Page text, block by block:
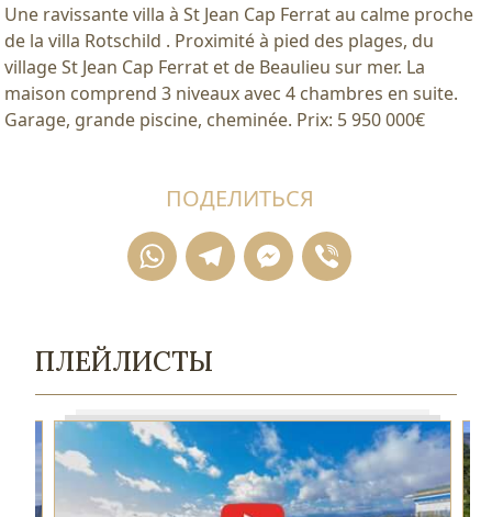
Une ravissante villa à St Jean Cap Ferrat au calme proche
de la villa Rotschild . Proximité à pied des plages, du
village St Jean Cap Ferrat et de Beaulieu sur mer. La
maison comprend 3 niveaux avec 4 chambres en suite.
Garage, grande piscine, cheminée. Prix: 5 950 000€
ПОДЕЛИТЬСЯ
WhatsApp
Telegram
Messenger
ПЛЕЙЛИСТЫ